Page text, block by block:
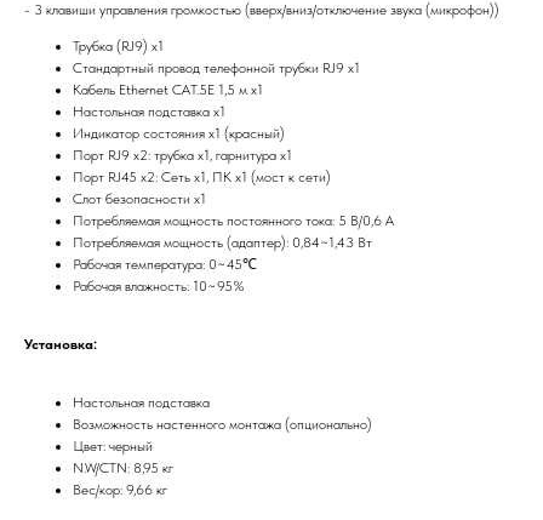
- 3 клавиши управления громкостью (вверх/вниз/отключение звука (микрофон))
Трубка (RJ9) x1
Стандартный провод телефонной трубки RJ9 x1
Кабель Ethernet CAT.5E 1,5 м x1
Настольная подставка x1
Индикатор состояния x1 (красный)
Порт RJ9 x2: трубка x1, гарнитура x1
Порт RJ45 x2: Сеть x1, ПК x1 (мост к сети)
Слот безопасности x1
Потребляемая мощность постоянного тока: 5 В/0,6 А
Потребляемая мощность (адаптер): 0,84~1,43 Вт
Рабочая температура: 0~45℃
Рабочая влажность: 10~95%
Установка:
Настольная подставка
Возможность настенного монтажа (опционально)
Цвет: черный
N.W/CTN: 8,95 кг
Вес/кор: 9,66 кг